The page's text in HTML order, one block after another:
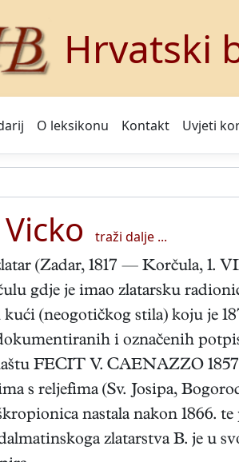
Hrvatski
O leksikonu Kontakt Uvjeti
traži dalje ...
(Zadar, 1817 — Korčula, 1.
gdje je imao zlatarsku
(neogotičkog stila) koju je
i označenih
FECIT V. CAENAZZO
s reljefima (Sv. Josipa,
nastala nakon 1866.
zlatarstva B. je u